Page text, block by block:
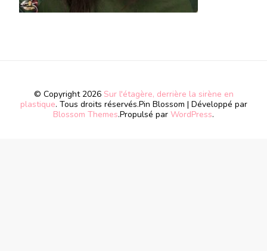
© Copyright 2026 Sur l'étagère, derrière la sirène en
plastique. Tous droits réservés.Pin Blossom | Développé par
Blossom Themes.Propulsé par WordPress.